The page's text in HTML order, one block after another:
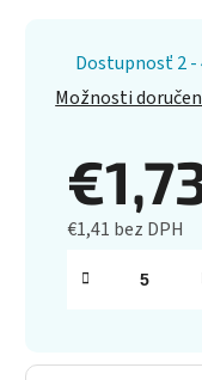
Dostupnosť 2 -
Možnosti
€1,41 bez DPH
Jednotková